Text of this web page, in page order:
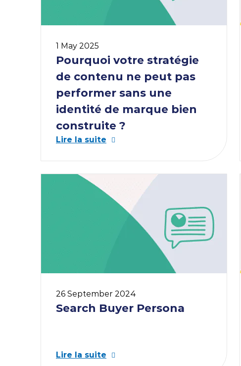
1 May 2025
Pourquoi votre stratégie
de contenu ne peut pas
performer sans une
identité de marque bien
construite ?
Lire la suite
26 September 2024
Search Buyer Persona
Lire la suite